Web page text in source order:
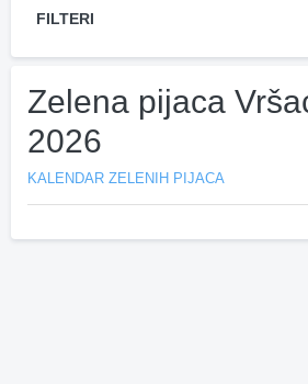
FILTERI
Zelena pijaca
2026
KALENDAR ZELENIH PIJACA